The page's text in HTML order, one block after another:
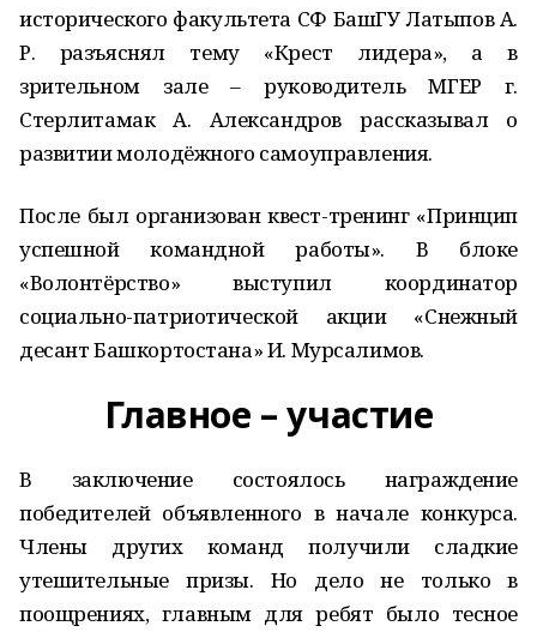
исторического факультета СФ БашГУ Латыпов А.
Р. разъяснял тему «Крест лидера», а в
зрительном зале – руководитель МГЕР г.
Стерлитамак А. Александров рассказывал о
развитии молодёжного самоуправления.
После был организован квест-тренинг «Принцип
успешной командной работы». В блоке
«Волонтёрство» выступил координатор
социально-патриотической акции «Снежный
десант Башкортостана» И. Мурсалимов.
Главное – участие
В заключение состоялось награждение
победителей объявленного в начале конкурса.
Члены других команд получили сладкие
утешительные призы. Но дело не только в
поощрениях, главным для ребят было тесное